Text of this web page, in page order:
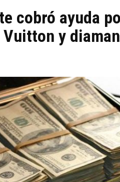
cobró ayuda
y